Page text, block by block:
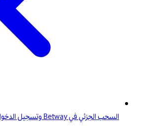
السحب الجزئي في Betway وتسجيل الدخول: تحكم كامل ووصول آمن